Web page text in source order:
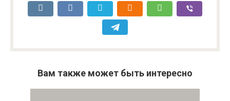
Вам также может быть интересно